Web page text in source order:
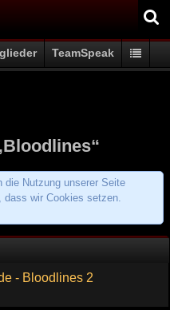
TeamSpeak
die Nutzung unserer Seite
dass wir Cookies setzen.
- Bloodlines 2